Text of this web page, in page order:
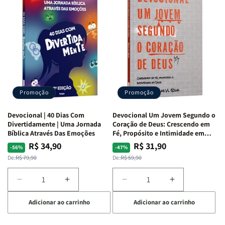
Guerra
Isabelle
S.
Alves
Guerra
|
Isabelle
S.
Alves
Mulheres
da
Bíblia
Equipe
Teológica
Penkal
Mulheres
da
Bíblia
|
Equipe
Teológica
Penkal
Promoção
Devocional | 40 Dias Com
Divertidamente | Uma Jornada
Bíblica Através Das Emoções
-56%
Preço
normal
De:R$ 79,90
Preço
promocional
R$ 34,90
Diminuir
a
quantidade
de
Aumentar
a
quantidade
de
Adicionar ao carrinho
Promoção
Devocional Um Jovem Segundo o
Coração de Deus: Crescendo em
Fé, Propósito e Intimidade em
Deus
-47%
Preço
normal
De:R$ 59,90
Preço
promocional
R$ 31,90
Diminuir
a
quantidade
de
Aumentar
a
quantidade
de
Adicionar ao carrinho